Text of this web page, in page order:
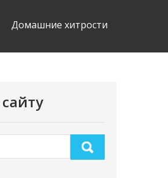
Домашние хитрости